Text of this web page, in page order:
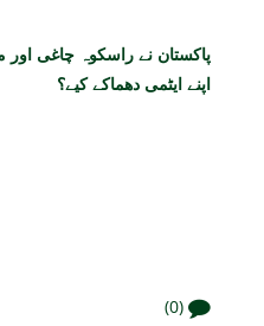
پاکستان نے راسکوہ چاغی
اپنے ایٹمی دھماکے کیے؟
(0)